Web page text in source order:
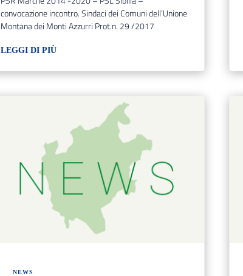
convocazione incontro. Sindaci dei Comuni dell’Unione
Montana dei Monti Azzurri Prot.n. 29 /2017
LEGGI DI PIÙ
NEWS